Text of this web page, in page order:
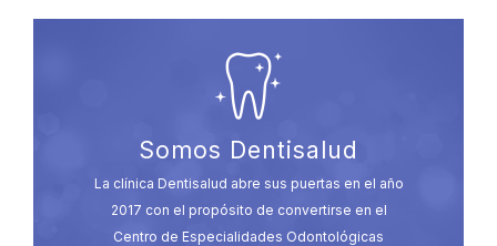
Somos Dentisalud
La clínica Dentisalud abre sus puertas en el año
2017 con el propósito de convertirse en el
Centro de Especialidades Odontológicas